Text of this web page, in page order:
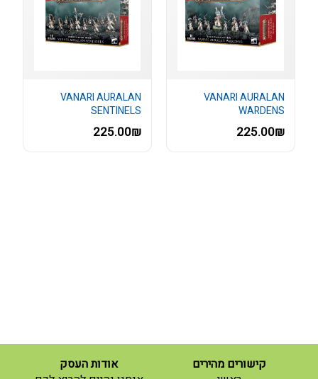
VANARI AURALAN
WARDENS
225.00₪
VANARI AURALAN
SENTINELS
225.00₪
קישורים מהירים
אודות העסק